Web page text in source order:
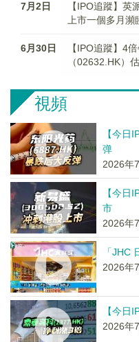
7月2日
【IPO追蹤】英
上市一個多月瀕
6月30日
【IPO追蹤】4
（02632.HK）
視頻
【今日
弹
2026年
【今日
市
2026年
「JHC
2026年
【今日
2026年